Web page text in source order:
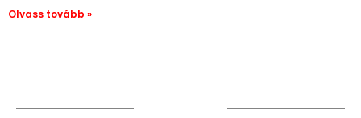
Olvass tovább »